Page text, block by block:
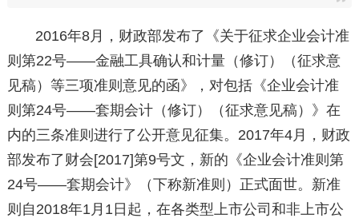
2016年8月，财政部发布了《关于征求企业会计准
则第22号——金融工具确认和计量（修订）（征求意
见稿）等三项准则意见的函》，对包括《企业会计准
则第24号——套期会计（修订）（征求意见稿）》在
内的三条准则进行了公开意见征集。2017年4月，财政
部发布了财会[2017]第9号文，新的《企业会计准则第
24号——套期会计》（下称新准则）正式面世。新准
则自2018年1月1日起，在各类型上市公司和非上市公